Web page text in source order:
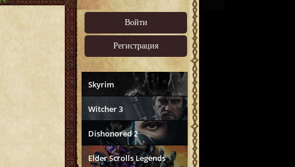
Войти
Регистрация
Skyrim
Witcher 3
Dishonored 2
Elder Scrolls Legends